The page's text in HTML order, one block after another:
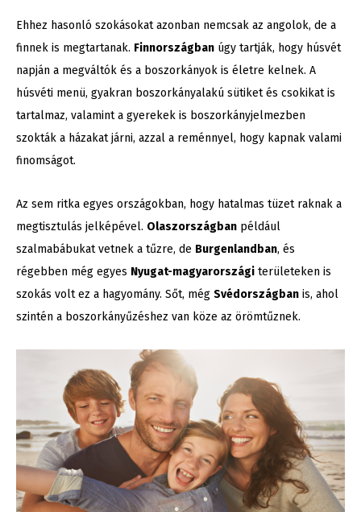
Ehhez hasonló szokásokat azonban nemcsak az angolok, de a
finnek is megtartanak. Finnországban úgy tartják, hogy húsvét
napján a megváltók és a boszorkányok is életre kelnek. A
húsvéti menü, gyakran boszorkányalakú sütiket és csokikat is
tartalmaz, valamint a gyerekek is boszorkányjelmezben
szokták a házakat járni, azzal a reménnyel, hogy kapnak valami
finomságot.
Az sem ritka egyes országokban, hogy hatalmas tüzet raknak a
megtisztulás jelképével. Olaszországban például
szalmabábukat vetnek a tűzre, de Burgenlandban, és
régebben még egyes Nyugat-magyarországi területeken is
szokás volt ez a hagyomány. Sőt, még Svédországban is, ahol
szintén a boszorkányűzéshez van köze az örömtűznek.